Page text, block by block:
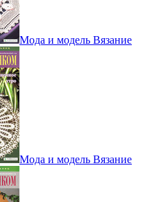
Мода и модель Вязание
Мода и модель Вязание